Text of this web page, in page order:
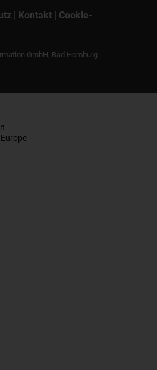
| Kontakt | Cookie-
GmbH, Bad Homburg